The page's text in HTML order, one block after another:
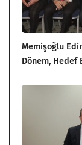
Memişoğlu
Dönem, Hedef